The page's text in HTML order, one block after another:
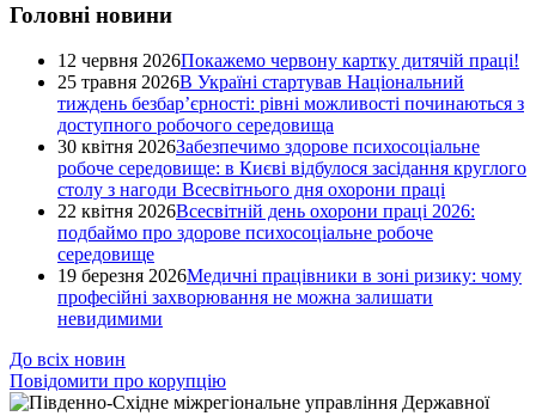
Головні новини
12 червня 2026Покажемо червону картку дитячій праці!
25 травня 2026В Україні стартував Національний
тиждень безбар’єрності: рівні можливості починаються з
доступного робочого середовища
30 квітня 2026Забезпечимо здорове психосоціальне
робоче середовище: в Києві відбулося засідання круглого
столу з нагоди Всесвітнього дня охорони праці
22 квітня 2026Всесвітній день охорони праці 2026:
подбаймо про здорове психосоціальне робоче
середовище
19 березня 2026Медичні працівники в зоні ризику: чому
професійні захворювання не можна залишати
невидимими
До всіх новин
Повідомити про корупцію